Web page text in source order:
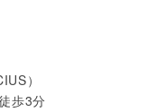
）
歩3分